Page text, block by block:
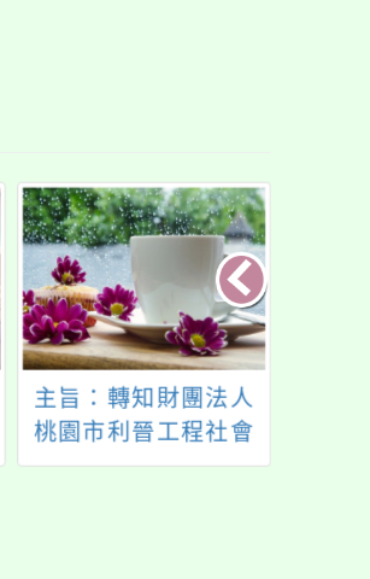
主旨：轉知財團法人
桃園市利晉工程社會
福利慈善事業基金會